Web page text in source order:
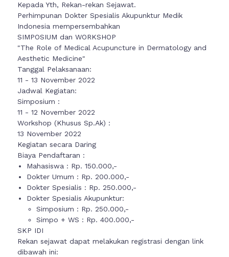
Kepada Yth, Rekan-rekan Sejawat.
Perhimpunan Dokter Spesialis Akupunktur Medik
Indonesia mempersembahkan
SIMPOSIUM dan WORKSHOP
"The Role of Medical Acupuncture in Dermatology and
Aesthetic Medicine"
Tanggal Pelaksanaan:
11 - 13 November 2022
Jadwal Kegiatan:
Simposium :
11 - 12 November 2022
Workshop (Khusus Sp.Ak) :
13 November 2022
Kegiatan secara Daring
Biaya Pendaftaran :
Mahasiswa : Rp. 150.000,-
Dokter Umum : Rp. 200.000,-
Dokter Spesialis : Rp. 250.000,-
Dokter Spesialis Akupunktur:
Simposium : Rp. 250.000,-
Simpo + WS : Rp. 400.000,-
SKP IDI
Rekan sejawat dapat melakukan registrasi dengan link
dibawah ini: